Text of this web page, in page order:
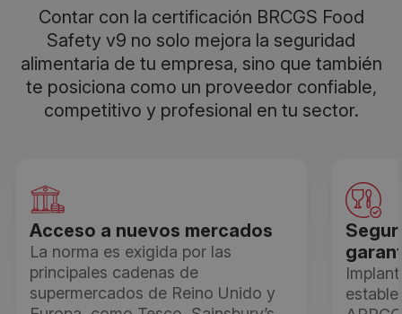
Contar con la certificación BRCGS Food
Safety v9 no solo mejora la seguridad
alimentaria de tu empresa, sino que también
te posiciona como un proveedor confiable,
competitivo y profesional en tu sector.
Acceso a nuevos mercados
La norma es exigida por las
principales cadenas de
supermercados de Reino Unido y